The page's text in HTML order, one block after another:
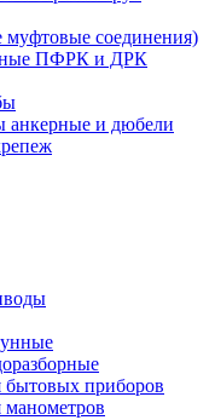
муфтовые соединения)
ПФРК и ДРК
и дюбели
приборов